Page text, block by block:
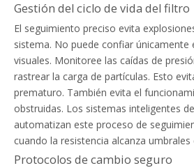
Gestión del ciclo de vida del filtro
El seguimiento preciso evita
sistema. No puede confiar únicamente
visuales. Monitoree las caídas de
rastrear la carga de partículas. Esto
prematuro. También evita el
obstruidas. Los sistemas inteligentes
automatizan este proceso de
cuando la resistencia alcanza umbrales
Protocolos de cambio seguro